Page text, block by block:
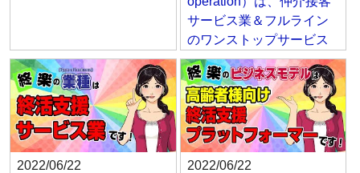
サービス業＆フルライン
のワンストップサービス
2022/06/22
2022/06/22